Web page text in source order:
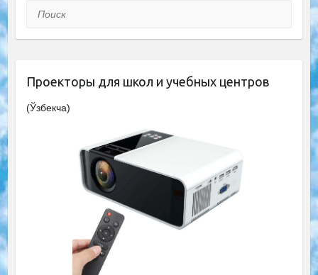
Поиск
Проекторы для школ и учебных центров
(Ўзбекча)